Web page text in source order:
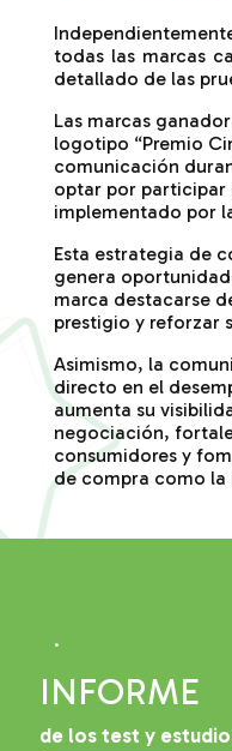
todas las marcas
detallado de las
Las marcas
logotipo “Premio
comunicación
optar por participar
implementado por
Esta estrategia de
genera
marca destacarse
prestigio y reforzar
Asimismo, la
directo en el
aumenta su
negociación,
consumidores y
de compra como
.
INFORME
de los test y